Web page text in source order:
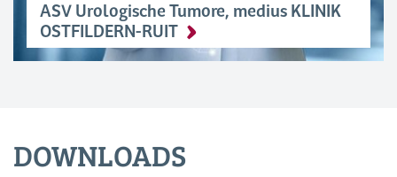
ASV Urologische Tumore, medius KLINIK
OSTFILDERN-RUIT
DOWNLOADS